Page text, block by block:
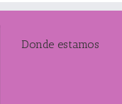
Donde estamos